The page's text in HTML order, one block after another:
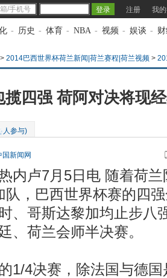
注册 我
- 历史 - 体育 - NBA - 视频 - 娱谈 -
> 2014巴西世界杯荷兰新闻|荷兰赛程|荷兰视频 >
揽四强 荷阿对决将现
人参与)
国新闻网
卢7月5日电 随着荷兰
队，巴西世界杯赛的四
、哥斯达黎加均止步八
、荷兰会师半决赛。
4决赛，除法国与德国